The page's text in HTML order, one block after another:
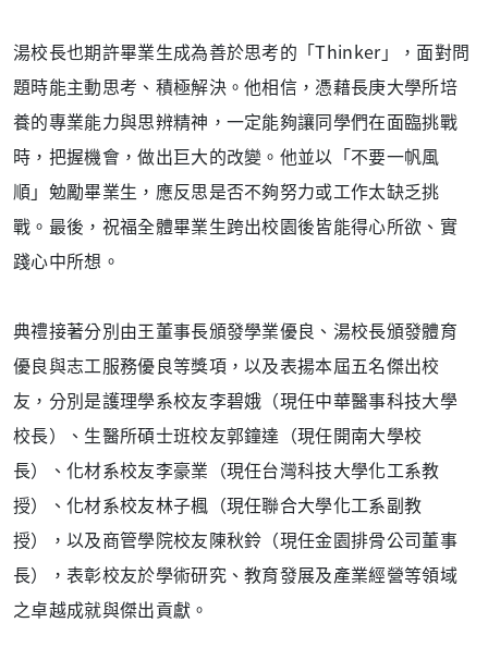
湯校長也期許畢業生成為善於思考的「Thinker」，面對問
題時能主動思考、積極解決。他相信，憑藉長庚大學所培
養的專業能力與思辨精神，一定能夠讓同學們在面臨挑戰
時，把握機會，做出巨大的改變。他並以「不要一帆風
順」勉勵畢業生，應反思是否不夠努力或工作太缺乏挑
戰。最後，祝福全體畢業生跨出校園後皆能得心所欲、實
踐心中所想。
典禮接著分別由王董事長頒發學業優良、湯校長頒發體育
優良與志工服務優良等獎項，以及表揚本屆五名傑出校
友，分別是護理學系校友李碧娥（現任中華醫事科技大學
校長）、生醫所碩士班校友郭鐘達（現任開南大學校
長）、化材系校友李豪業（現任台灣科技大學化工系教
授）、化材系校友林子楓（現任聯合大學化工系副教
授），以及商管學院校友陳秋鈴（現任金園排骨公司董事
長），表彰校友於學術研究、教育發展及產業經營等領域
之卓越成就與傑出貢獻。